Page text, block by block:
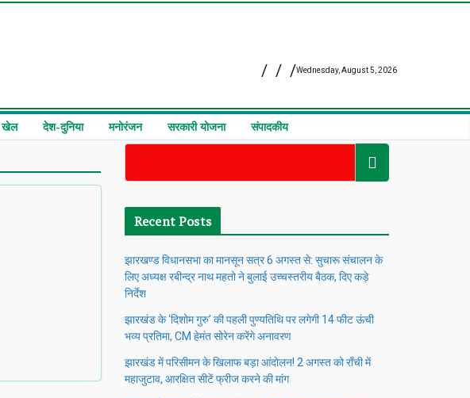
Wednesday, August 5, 2026
खेल देश-दुनिया मनोरंजन सरकारी योजना संपादकीय
Recent Posts
झारखण्ड विधानसभा का मानसून सत्र 6 अगस्त से: सुचारू संचालन के
लिए अध्यक्ष रबीन्द्र नाथ महतो ने बुलाई उच्चस्तरीय बैठक, दिए कड़े
निर्देश
झारखंड के ‘दिशोम गुरु’ की पहली पुण्यतिथि पर लगेगी 14 फीट ऊंची
भव्य प्रतिमा, CM हेमंत सोरेन करेंगे अनावरण
झारखंड में परिसीमन के खिलाफ बड़ा आंदोलन! 2 अगस्त को राँची में
महाजुटाव, आरक्षित सीटें फ्रीज करने की मांग